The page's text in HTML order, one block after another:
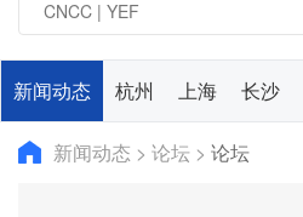
新闻动态 杭州 上海 长沙
新闻动态 > 论坛 > 论坛